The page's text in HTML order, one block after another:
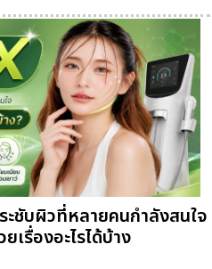
ชับผิวที่หลายคนกำลังสนใจ
เรื่องอะไรได้บ้าง